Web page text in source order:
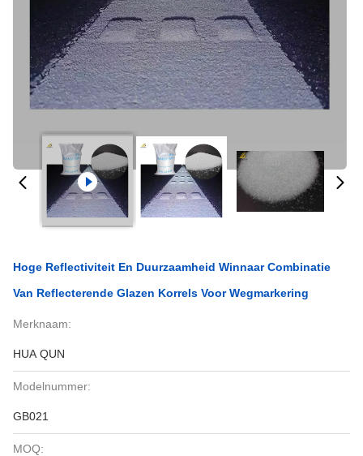
Hoge Reflectiviteit En Duurzaamheid Winnaar Combinatie
Van Reflecterende Glazen Korrels Voor Wegmarkering
Merknaam:
HUA QUN
Modelnummer:
GB021
MOQ: